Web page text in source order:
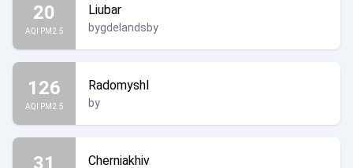
20
AQI PM2.5
Liubar
bygdelandsby
126
AQI PM2.5
Radomyshl
by
31 Cherniakhiv